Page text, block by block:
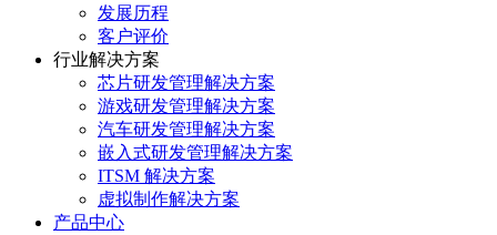
发展历程
客户评价
行业解决方案
芯片研发管理解决方案
游戏研发管理解决方案
汽车研发管理解决方案
嵌入式研发管理解决方案
ITSM 解决方案
虚拟制作解决方案
产品中心